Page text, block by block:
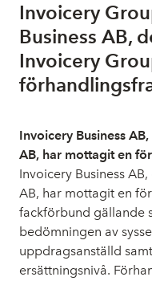
Invoicery
Business AB,
Invoicery
Invoicery Business
AB, har mottagit en
Invoicery Business
AB, har mottagit en
fackförbund gällande
bedömningen av
uppdragsanställd
ersättningsnivå.